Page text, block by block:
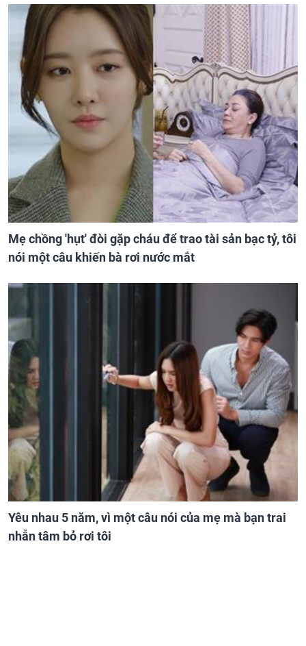
Mẹ chồng 'hụt' đòi gặp cháu để trao tài sản bạc tỷ, tôi
nói một câu khiến bà rơi nước mắt
Yêu nhau 5 năm, vì một câu nói của mẹ mà bạn trai
nhẫn tâm bỏ rơi tôi